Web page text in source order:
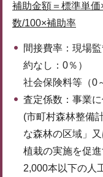
補助金額＝標準単
数/100×補助率
間接費率：現場
約なし：0％）
社会保険料等（0
査定係数：事業
(市町村森林整備
な森林の区域」
植栽の実施を促
2,000本以下の人